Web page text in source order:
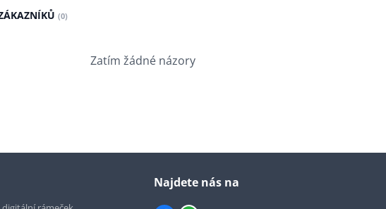
(0)
Zatím žádné názory
Najdete nás na